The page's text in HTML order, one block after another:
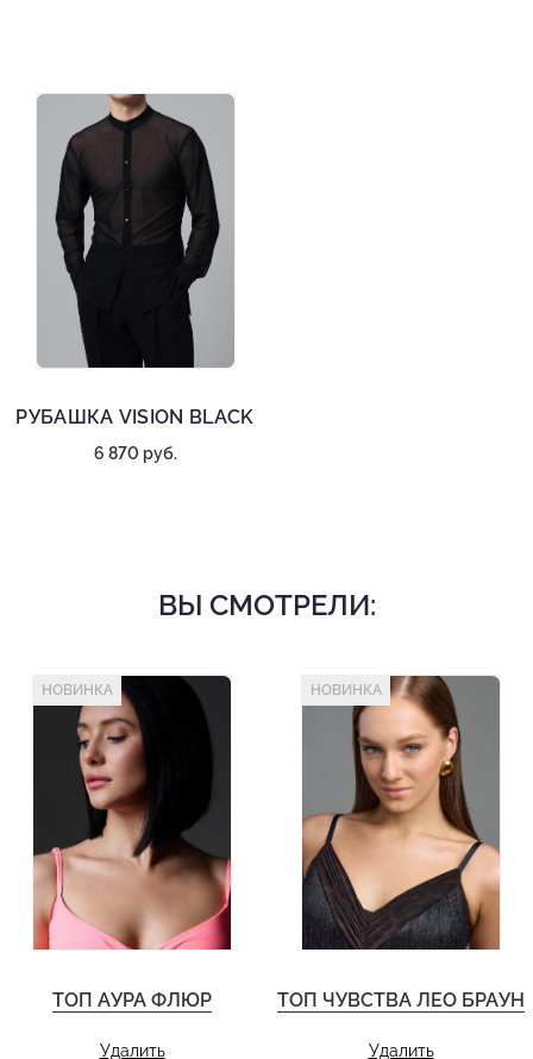
РУБАШКА VISION BLACK
6 870 руб.
ВЫ СМОТРЕЛИ:
НОВИНКА
ТОП АУРА ФЛЮР
Удалить
НОВИНКА
ТОП ЧУВСТВА ЛЕО БРАУН
Удалить